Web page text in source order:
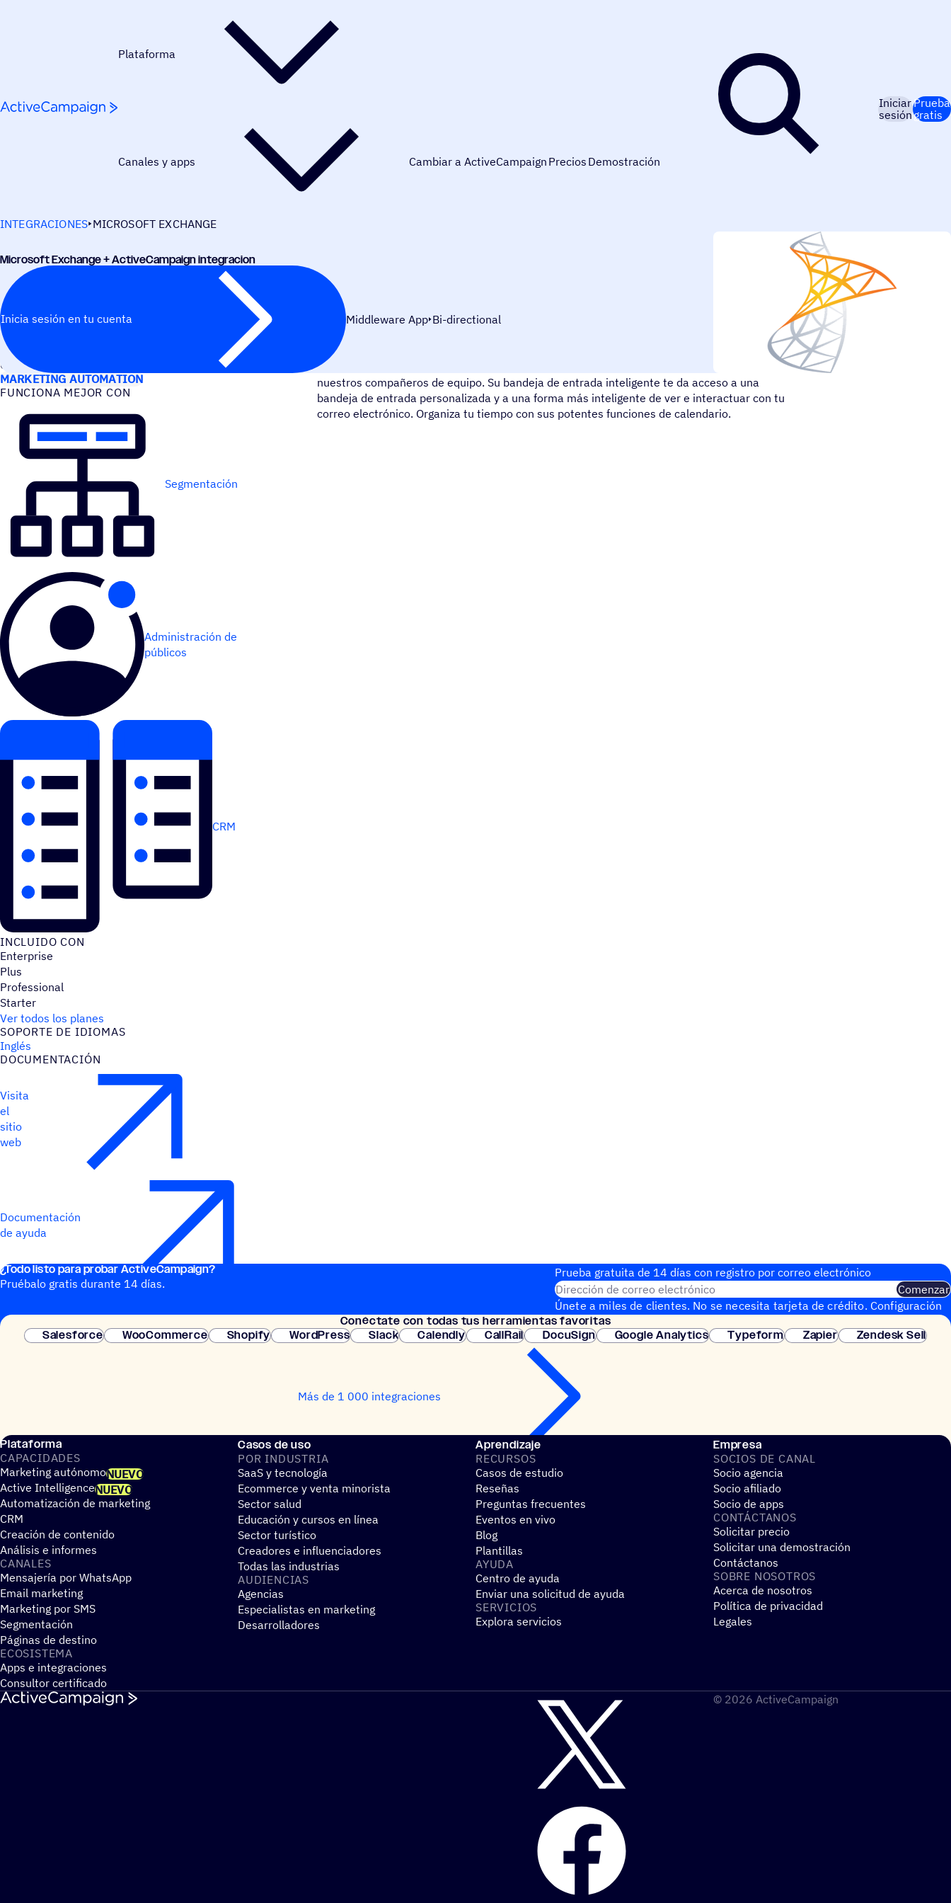
Plataforma
Canales y apps Cambiar a ActiveCampaign Precios Demostración
Iniciar
sesión
Prueba
gratis
INTEGRACIONES MICROSOFT EXCHANGE
Micro­soft Exchange + ActiveCampaign integracion
Inicia sesión en tu cuenta Middleware App Bi-directional
CASOS DE USO
MARKETING AUTOMATION
FUNCIONA MEJOR CON
Segmentación
Administración de
públicos
CRM
INCLUIDO CON
Enterprise
Plus
Professional
Starter
Ver todos los planes
SOPORTE DE IDIOMAS
Inglés
DOCU­MEN­TA­CIÓN
Visita
el
sitio
web
Documentación
de ayuda
Microsoft Exchange es un servidor de correo y calendario que nos ayuda a colaborar con
nuestros compañeros de equipo. Su bandeja de entrada inteligente te da acceso a una
bandeja de entrada personalizada y a una forma más inteligente de ver e interactuar con tu
correo electrónico. Organiza tu tiempo con sus potentes funciones de calendario.
¿Todo listo para probar ActiveCampaign?
Pruébalo gratis durante 14 días.
Prueba gratuita de 14 días con regis­tro por correo electrónico
Dirección de correo electrónico
Comenzar
Únete a miles de clientes. No se necesita tarjeta de crédito. Configuración
instantánea.
Conéc­tate con todas tus herramientas favoritas
Salesforce
WooCommerce Shopify WordPress Slack Calendly CallRail DocuSign Google Analytics Typeform Zapier Zendesk Sell
Más de 1 000 integraciones
Plataforma
CAPA­CI­DA­DES
Marketing autónomoNUEVO
Active IntelligenceNUEVO
Automatización de marketing
CRM
Creación de contenido
Análisis e informes
CANALES
Mensajería por WhatsApp
Email marketing
Marketing por SMS
Segmentación
Páginas de destino
ECOSIS­TEMA
Apps e integraciones
Consultor certificado
Casos de uso
POR INDUS­TRIA
SaaS y tecnología
Ecommerce y venta minorista
Sector salud
Educación y cursos en línea
Sector turístico
Creadores e influenciadores
Todas las industrias
AUDIEN­CIAS
Agencias
Especialistas en marketing
Desarrolladores
Aprendizaje
RECUR­SOS
Casos de estudio
Reseñas
Preguntas frecuentes
Eventos en vivo
Blog
Plantillas
AYUDA
Centro de ayuda
Enviar una solicitud de ayuda
SERVI­CIOS
Explora servicios
Empresa
SOCIOS DE CANAL
Socio agencia
Socio afiliado
Socio de apps
CONTÁC­TA­NOS
Solicitar precio
Solicitar una demostración
Contáctanos
SOBRE NOSO­TROS
Acerca de nosotros
Política de privacidad
Legales
© 2026 ActiveCampaign